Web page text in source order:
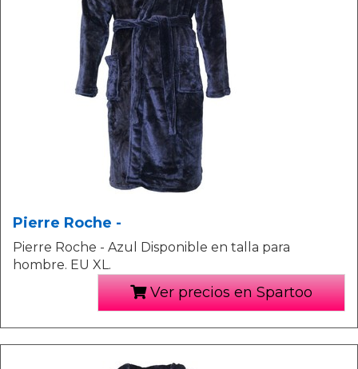
Pierre Roche -
Pierre Roche - Azul Disponible en talla para
hombre. EU XL.
Ver precios en Spartoo